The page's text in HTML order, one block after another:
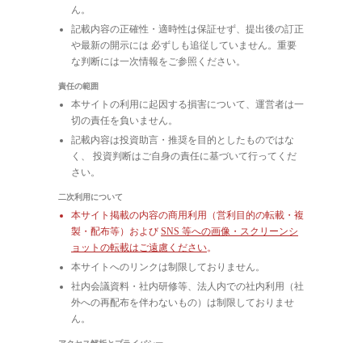
ん。
記載内容の正確性・適時性は保証せず、提出後の訂正
や最新の開示には 必ずしも追従していません。重要
な判断には一次情報をご参照ください。
責任の範囲
本サイトの利用に起因する損害について、運営者は一
切の責任を負いません。
記載内容は投資助言・推奨を目的としたものではな
く、 投資判断はご自身の責任に基づいて行ってくだ
さい。
二次利用について
本サイト掲載の内容の商用利用（営利目的の転載・複
製・配布等）および SNS 等への画像・スクリーンシ
ョットの転載はご遠慮ください。
本サイトへのリンクは制限しておりません。
社内会議資料・社内研修等、法人内での社内利用（社
外への再配布を伴わないもの）は制限しておりませ
ん。